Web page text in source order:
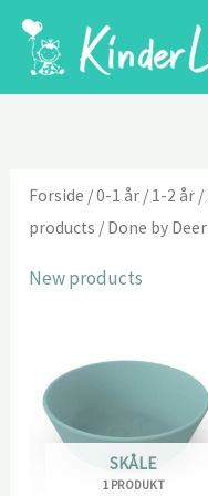
Forside /0-1 år / 1-2 år /
products / Done by Deer
New products
SKÅLE
1 PRODUKT